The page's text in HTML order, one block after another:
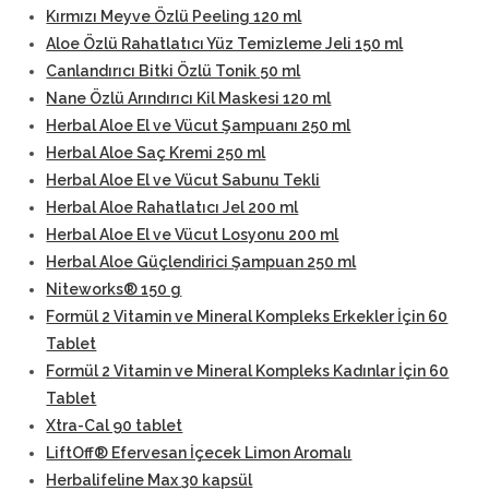
Kırmızı Meyve Özlü Peeling 120 ml
Aloe Özlü Rahatlatıcı Yüz Temizleme Jeli 150 ml
Canlandırıcı Bitki Özlü Tonik 50 ml
Nane Özlü Arındırıcı Kil Maskesi 120 ml
Herbal Aloe El ve Vücut Şampuanı 250 ml
Herbal Aloe Saç Kremi 250 ml
Herbal Aloe El ve Vücut Sabunu Tekli
Herbal Aloe Rahatlatıcı Jel 200 ml
Herbal Aloe El ve Vücut Losyonu 200 ml
Herbal Aloe Güçlendirici Şampuan 250 ml
Niteworks® 150 g
Formül 2 Vitamin ve Mineral Kompleks Erkekler İçin 60
Tablet
Formül 2 Vitamin ve Mineral Kompleks Kadınlar İçin 60
Tablet
Xtra-Cal 90 tablet
LiftOff® Efervesan İçecek Limon Aromalı
Herbalifeline Max 30 kapsül